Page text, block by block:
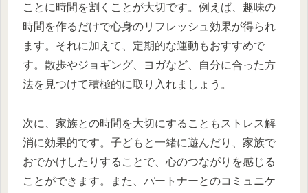
ことに時間を割くことが大切です。例えば、趣味の
時間を作るだけで心身のリフレッシュ効果が得られ
ます。それに加えて、定期的な運動もおすすめで
す。散歩やジョギング、ヨガなど、自分に合った方
法を見つけて積極的に取り入れましょう。
次に、家族との時間を大切にすることもストレス解
消に効果的です。子どもと一緒に遊んだり、家族で
おでかけしたりすることで、心のつながりを感じる
ことができます。また、パートナーとのコミュニケ